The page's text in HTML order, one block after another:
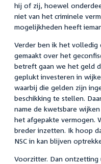
hij of zij, hoewel
niet van het criminele
mogelijkheden heeft
Verder ben ik het volledig
gemaakt over het
betreft gaan we het geld
geplukt investeren in
waarbij die gelden zijn
beschikking te stellen.
name de kwetsbare
het afgepakte vermogen.
breder inzetten. Ik hoop
NSC in kan blijven
Voorzitter. Dan